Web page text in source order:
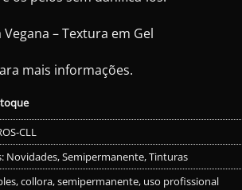
– Textura em Gel
mais informações.
CLL
Novidades,Semipermanente,Tinturas
,collora,semipermanente, uso profissional